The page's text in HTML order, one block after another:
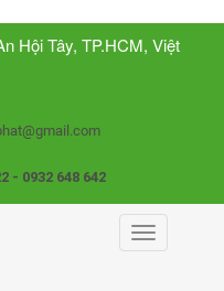
Hội Tây, TP.HCM, Việt
- 0932 648 642
Toggle
navigation